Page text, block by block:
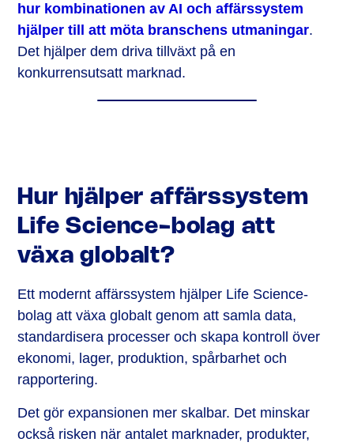
hur kombinationen av AI och affärssystem
hjälper till att möta branschens utmaningar.
Det hjälper dem driva tillväxt på en
konkurrensutsatt marknad.
Hur hjälper affärssystem
Life Science-bolag att
växa globalt?
Ett modernt affärssystem hjälper Life Science-
bolag att växa globalt genom att samla data,
standardisera processer och skapa kontroll över
ekonomi, lager, produktion, spårbarhet och
rapportering.
Det gör expansionen mer skalbar. Det minskar
också risken när antalet marknader, produkter,